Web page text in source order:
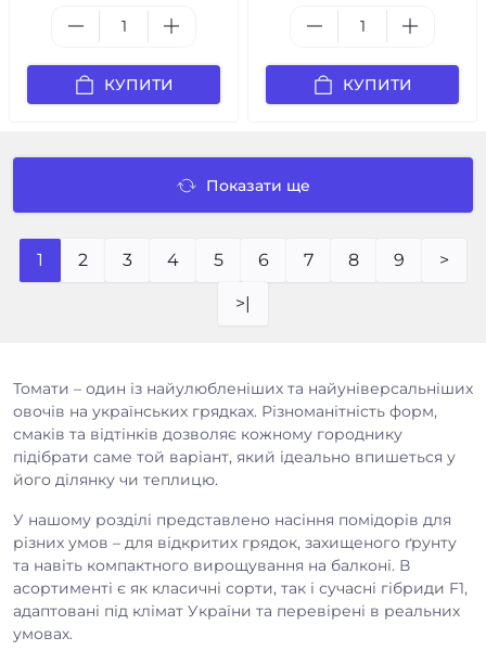
КУПИТИ КУПИТИ
Показати ще
1 2 3 4 5 6 7 8 9 >
>|
Томати – один із найулюбленіших та найуніверсальніших
овочів на українських грядках. Різноманітність форм,
смаків та відтінків дозволяє кожному городнику
підібрати саме той варіант, який ідеально впишеться у
його ділянку чи теплицю.
У нашому розділі представлено насіння помідорів для
різних умов – для відкритих грядок, захищеного ґрунту
та навіть компактного вирощування на балконі. В
асортименті є як класичні сорти, так і сучасні гібриди F1,
адаптовані під клімат України та перевірені в реальних
умовах.